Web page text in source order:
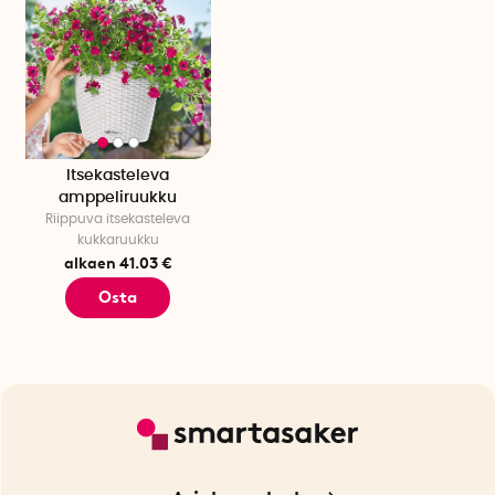
Kattokoukku ei sisälly toimitukseen.
Itsekasteleva
amppeliruukku
Riippuva itsekasteleva
kukkaruukku
alkaen 41.03 €
Osta